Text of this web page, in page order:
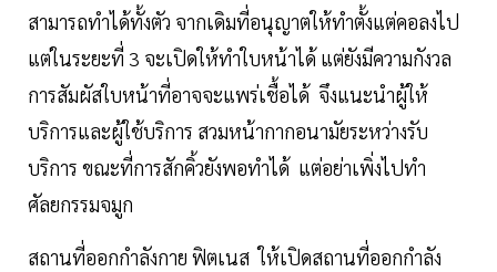
สามารถทำได้ทั้งตัว จากเดิมที่อนุญาตให้ทำตั้งแต่คอลงไป
แต่ในระยะที่ 3 จะเปิดให้ทำใบหน้าได้ แต่ยังมีความกังวล
การสัมผัสใบหน้าที่อาจจะแพร่เชื้อได้ จึงแนะนำผู้ให้
บริการและผู้ใช้บริการ สวมหน้ากากอนามัยระหว่างรับ
บริการ ขณะที่การสักคิ้วยังพอทำได้ แต่อย่าเพิ่งไปทำ
ศัลยกรรมจมูก
สถานที่ออกกำลังกาย ฟิตเนส ให้เปิดสถานที่ออกกำลัง